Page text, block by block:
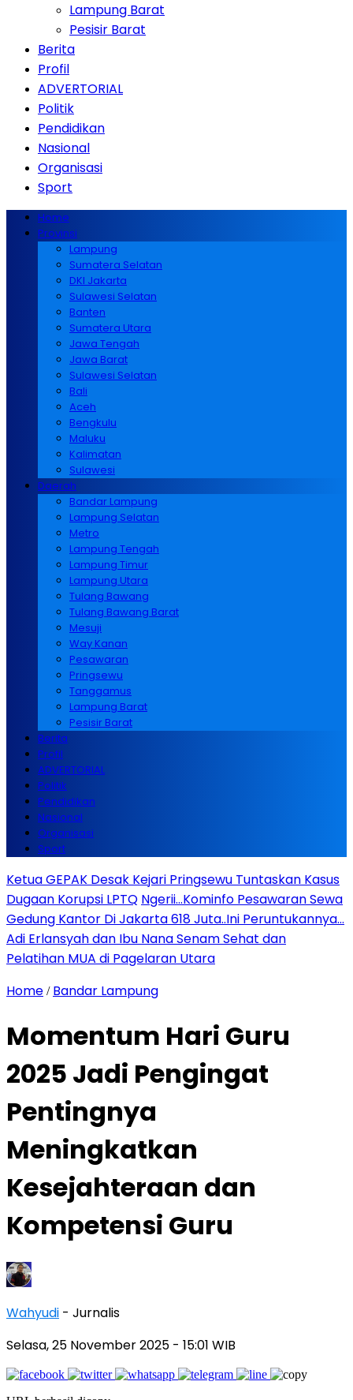
Lampung Barat
Pesisir Barat
Berita
Profil
ADVERTORIAL
Politik
Pendidikan
Nasional
Organisasi
Sport
Home
Provinsi
Lampung
Sumatera Selatan
DKI Jakarta
Sulawesi Selatan
Banten
Sumatera Utara
Jawa Tengah
Jawa Barat
Sulawesi Selatan
Bali
Aceh
Bengkulu
Maluku
Kalimatan
Sulawesi
Daerah
Bandar Lampung
Lampung Selatan
Metro
Lampung Tengah
Lampung Timur
Lampung Utara
Tulang Bawang
Tulang Bawang Barat
Mesuji
Way Kanan
Pesawaran
Pringsewu
Tanggamus
Lampung Barat
Pesisir Barat
Berita
Profil
ADVERTORIAL
Politik
Pendidikan
Nasional
Organisasi
Sport
Ketua GEPAK Desak Kejari Pringsewu Tuntaskan Kasus
Dugaan Korupsi LPTQ Ngerii…Kominfo Pesawaran Sewa
Gedung Kantor Di Jakarta 618 Juta..Ini Peruntukannya…
Adi Erlansyah dan Ibu Nana Senam Sehat dan
Pelatihan MUA di Pagelaran Utara
Home / Bandar Lampung
Momentum Hari Guru
2025 Jadi Pengingat
Pentingnya
Meningkatkan
Kesejahteraan dan
Kompetensi Guru
Wahyudi - Jurnalis
Selasa, 25 November 2025 - 15:01 WIB